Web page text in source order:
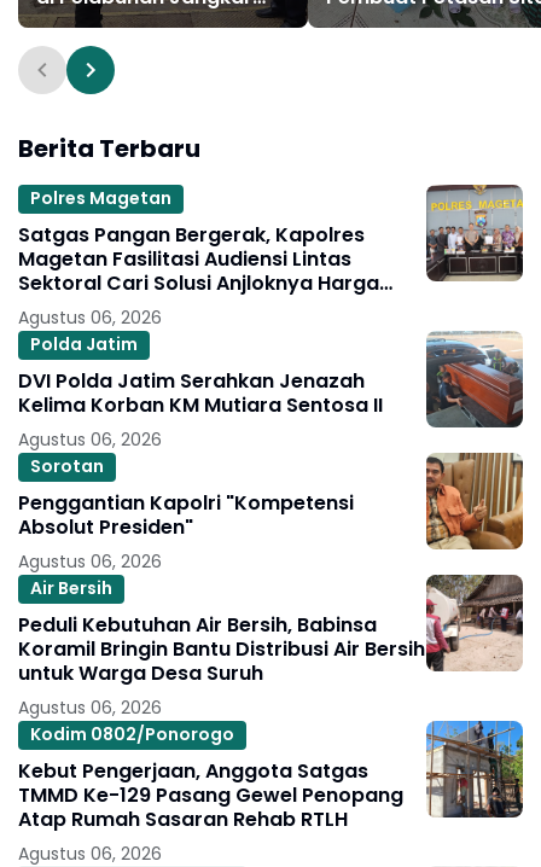
untuk Pemudik
Kg Bubuk Mercon
Berita Terbaru
Polres Magetan
Satgas Pangan Bergerak, Kapolres
Magetan Fasilitasi Audiensi Lintas
Sektoral Cari Solusi Anjloknya Harga
Telur Peternak
Agustus 06, 2026
Polda Jatim
DVI Polda Jatim Serahkan Jenazah
Kelima Korban KM Mutiara Sentosa II
Agustus 06, 2026
Sorotan
Penggantian Kapolri "Kompetensi
Absolut Presiden"
Agustus 06, 2026
Air Bersih
Peduli Kebutuhan Air Bersih, Babinsa
Koramil Bringin Bantu Distribusi Air Bersih
untuk Warga Desa Suruh
Agustus 06, 2026
Kodim 0802/Ponorogo
Kebut Pengerjaan, Anggota Satgas
TMMD Ke-129 Pasang Gewel Penopang
Atap Rumah Sasaran Rehab RTLH
Agustus 06, 2026